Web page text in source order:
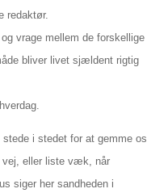
redaktør.
vrage mellem de forskellige
bliver livet sjældent rigtig
i stedet for at gemme os
vej, eller liste væk, når
siger her sandheden i